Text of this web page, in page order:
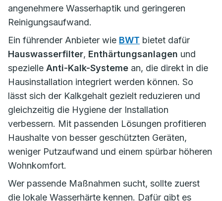
angenehmere Wasserhaptik und geringeren
Reinigungsaufwand.
Ein führender Anbieter wie BWT bietet dafür
Hauswasserfilter, Enthärtungsanlagen und
spezielle Anti-Kalk-Systeme an, die direkt in die
Hausinstallation integriert werden können. So
lässt sich der Kalkgehalt gezielt reduzieren und
gleichzeitig die Hygiene der Installation
verbessern. Mit passenden Lösungen profitieren
Haushalte von besser geschützten Geräten,
weniger Putzaufwand und einem spürbar höheren
Wohnkomfort.
Wer passende Maßnahmen sucht, sollte zuerst
die lokale Wasserhärte kennen. Dafür gibt es